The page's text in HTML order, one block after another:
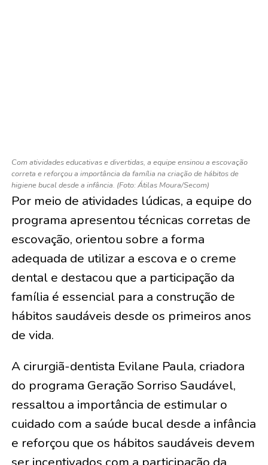
Com atividades educativas e divertidas, a equipe ensinou a escovação
correta e reforçou a importância da família na criação de hábitos de
higiene bucal desde a infância. (Foto: Átilas Moura/Secom)
Por meio de atividades lúdicas, a equipe do
programa apresentou técnicas corretas de
escovação, orientou sobre a forma
adequada de utilizar a escova e o creme
dental e destacou que a participação da
família é essencial para a construção de
hábitos saudáveis desde os primeiros anos
de vida.
A cirurgiã-dentista Evilane Paula, criadora
do programa Geração Sorriso Saudável,
ressaltou a importância de estimular o
cuidado com a saúde bucal desde a infância
e reforçou que os hábitos saudáveis devem